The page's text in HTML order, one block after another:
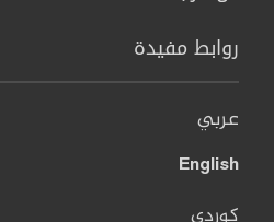
روابط مفيدة
عربي
English
کوردی